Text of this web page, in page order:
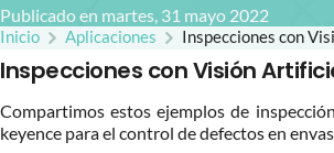
Publicado en martes, 31 mayo 2022
Inicio Aplicaciones Inspecciones con
Inspecciones con Visión
Compartimos estos ejemplos de
keyence para el control de defectos en